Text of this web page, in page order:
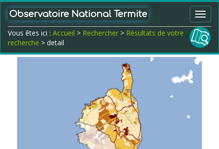
Observatoire National Termite
Vous êtes ici : Accueil > Rechercher > Résultats de votre
recherche > detail